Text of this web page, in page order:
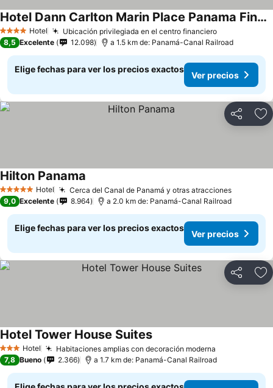
4 EstrellasHotel Ubicación privilegiada en el centro financieroVer precios
Hotel Dann Carlton Marin Place Panama Financial District
Ver precios
8,5 Excelente 12.098 a 1.5 km de: Panamá-Canal Railroad
Elige fechas para ver los precios exactos
Ver precios
Compartir
5 Estrellas Hotel Cerca del Canal de Panamá y otras atraccionesVer
Hilton Panama
9,0 Excelente 8.964 a 2.0 km de: Panamá-Canal Railroad
Elige fechas para ver los precios exactos
Ver precios
Compartir
3 Estrellas
Hotel Habitaciones amplias con decoración moderna
Hotel Tower House SuitesVer precios
7,8 Bueno 2.366 a 1.7 km de: Panamá-Canal Railroad